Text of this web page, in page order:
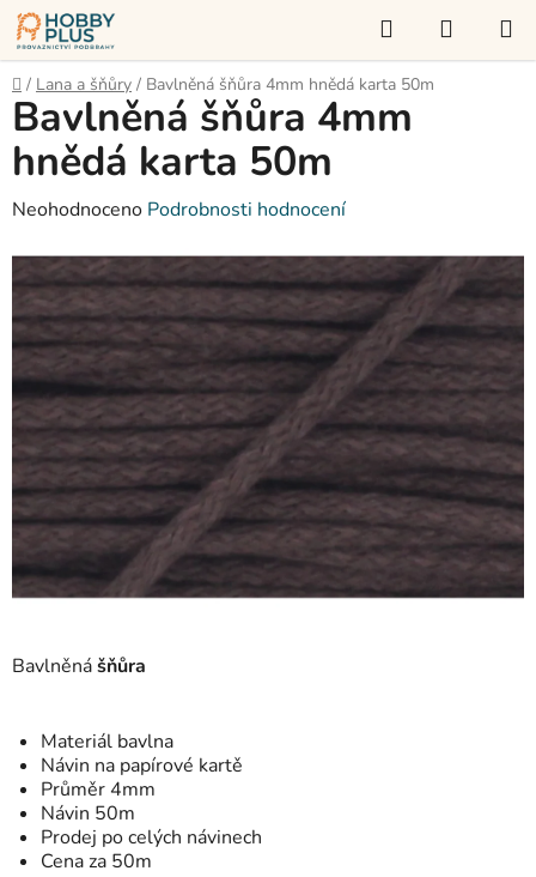
Přejít
na
obsah
Hledat
KOŠÍK
Domů
/ Lana a šňůry / Bavlněná šňůra 4mm hnědá karta 50m
Bavlněnášňůra
Materiál bavlna
Návin na papírové kartě
Průměr 4mm
Návin 50m
Prodej po celých návinech
Cena za 50m
Bavlněná šňůra 4mm
hnědá karta 50m
Průměrné
produktu
je
z
5
hvězdiček.
Neohodnoceno Podrobnosti hodnocení